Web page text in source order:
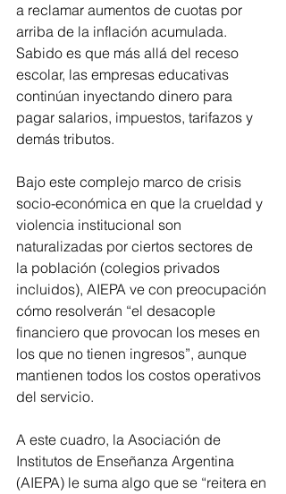
a reclamar aumentos de cuotas por
arriba de la inflación acumulada.
Sabido es que más allá del receso
escolar, las empresas educativas
continúan inyectando dinero para
pagar salarios, impuestos, tarifazos y
demás tributos.
Bajo este complejo marco de crisis
socio-económica en que la crueldad y
violencia institucional son
naturalizadas por ciertos sectores de
la población (colegios privados
incluidos), AIEPA ve con preocupación
cómo resolverán “el desacople
financiero que provocan los meses en
los que no tienen ingresos”, aunque
mantienen todos los costos operativos
del servicio.
A este cuadro, la Asociación de
Institutos de Enseñanza Argentina
(AIEPA) le suma algo que se “reitera en